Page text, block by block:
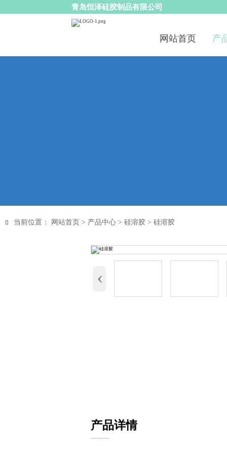
青岛恒泽硅胶制品有限公司
网站首页 产
 当前位置： 网站首页 > 产品中心 > 硅溶胶 > 硅溶胶
‹
产品详情